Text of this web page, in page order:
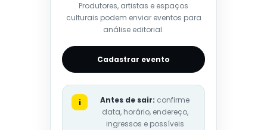
Produtores, artistas e espaços
culturais podem enviar eventos para
análise editorial.
Cadastrar evento
i Antes de sair: confirme
data, horário, endereço,
ingressos e possíveis